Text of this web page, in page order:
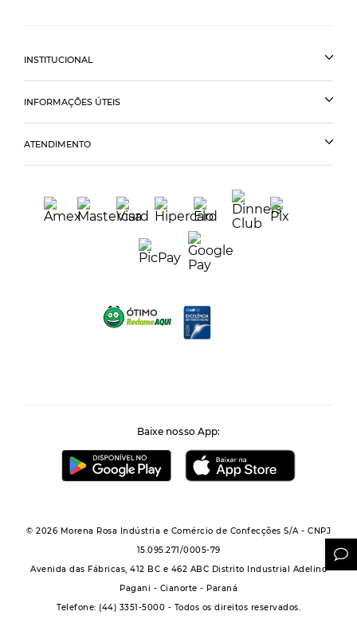
INSTITUCIONAL
INFORMAÇÕES ÚTEIS
ATENDIMENTO
Baixe nosso App:
© 2026 Morena Rosa Indústria e Comércio de Confecções S/A - CNPJ
15.095.271/0005-79
Avenida das Fábricas, 412 BC e 462 ABC Distrito Industrial Adelino
Pagani - Cianorte - Paraná
Telefone: (44) 3351-5000 - Todos os direitos reservados.